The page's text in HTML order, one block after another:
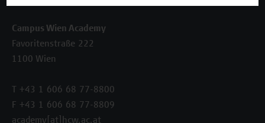
Campus Wien Academy
Favoritenstraße 222
1100 Wien
T +43 1 606 68 77-8800
F +43 1 606 68 77-8809
academy[at]hcw.ac.at